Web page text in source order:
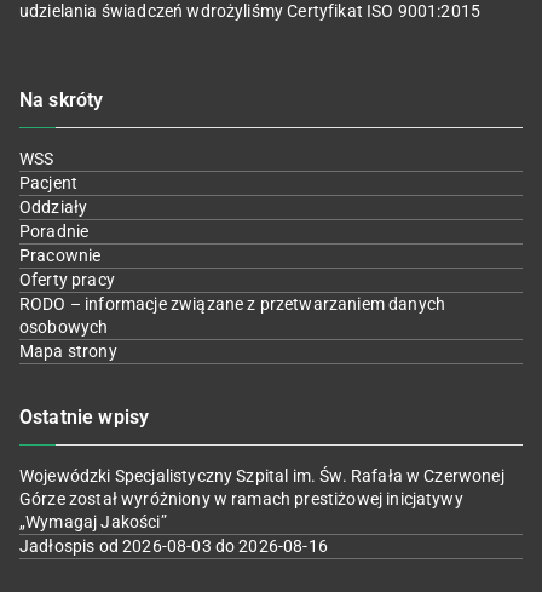
udzielania świadczeń wdrożyliśmy Certyfikat ISO 9001:2015
Na skróty
WSS
Pacjent
Oddziały
Poradnie
Pracownie
Oferty pracy
RODO – informacje związane z przetwarzaniem danych
osobowych
Mapa strony
Ostatnie wpisy
Wojewódzki Specjalistyczny Szpital im. Św. Rafała w Czerwonej
Górze został wyróżniony w ramach prestiżowej inicjatywy
„Wymagaj Jakości”
Jadłospis od 2026-08-03 do 2026-08-16